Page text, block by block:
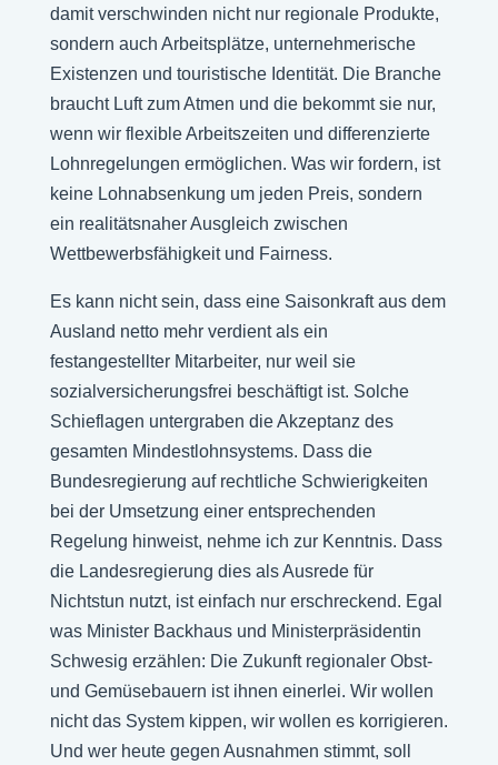
damit verschwinden nicht nur regionale Produkte,
sondern auch Arbeitsplätze, unternehmerische
Existenzen und touristische Identität. Die Branche
braucht Luft zum Atmen und die bekommt sie nur,
wenn wir flexible Arbeitszeiten und differenzierte
Lohnregelungen ermöglichen. Was wir fordern, ist
keine Lohnabsenkung um jeden Preis, sondern
ein realitätsnaher Ausgleich zwischen
Wettbewerbsfähigkeit und Fairness.
Es kann nicht sein, dass eine Saisonkraft aus dem
Ausland netto mehr verdient als ein
festangestellter Mitarbeiter, nur weil sie
sozialversicherungsfrei beschäftigt ist. Solche
Schieflagen untergraben die Akzeptanz des
gesamten Mindestlohnsystems. Dass die
Bundesregierung auf rechtliche Schwierigkeiten
bei der Umsetzung einer entsprechenden
Regelung hinweist, nehme ich zur Kenntnis. Dass
die Landesregierung dies als Ausrede für
Nichtstun nutzt, ist einfach nur erschreckend. Egal
was Minister Backhaus und Ministerpräsidentin
Schwesig erzählen: Die Zukunft regionaler Obst-
und Gemüsebauern ist ihnen einerlei. Wir wollen
nicht das System kippen, wir wollen es korrigieren.
Und wer heute gegen Ausnahmen stimmt, soll